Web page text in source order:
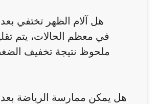
هل آلام الظهر تختفي
في معظم الحالات، يتم
ملحوظ نتيجة تخفيف
هل يمكن ممارسة الرياضة